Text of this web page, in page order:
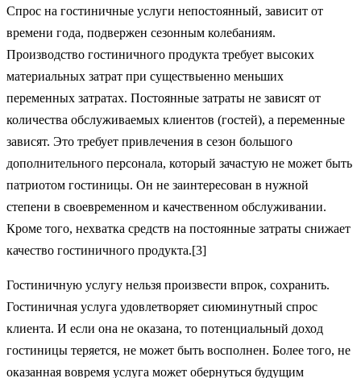
Спрос на гостиничные услуги непостоянный, зависит от
времени года, подвержен сезонным колебаниям.
Производство гостиничного продукта требует высоких
материальных затрат при существыенно меньших
переменных затратах. Постоянные затраты не зависят от
количества обслуживаемых клиентов (гостей), а переменные
зависят. Это требует привлечения в сезон большого
дополнительного персонала, который зачастую не может быть
патриотом гостиницы. Он не заинтересован в нужной
степени в своевременном и качественном обслуживании.
Кроме того, нехватка средств на постоянные затраты снижает
качество гостиничного продукта.[3]
Гостиничную услугу нельзя произвести впрок, сохранить.
Гостиничная услуга удовлетворяет сиюминутный спрос
клиента. И если она не оказана, то потенциальный доход
гостиницы теряется, не может быть восполнен. Более того, не
оказанная вовремя услуга может обернуться будущим